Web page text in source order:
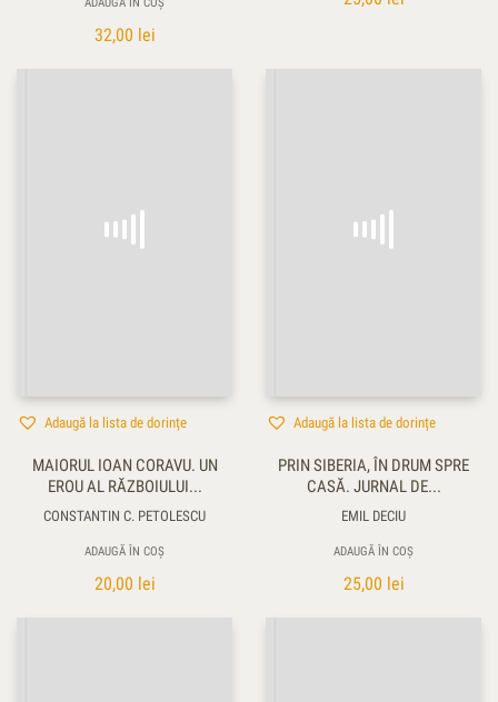
32,00 lei
Adaugă la lista de dorințe
MAIORUL IOAN CORAVU. UN
EROU AL RĂZBOIULUI...
CONSTANTIN C. PETOLESCU
ADAUGĂ ÎN COȘ
20,00 lei
Adaugă la lista de dorințe
PRIN SIBERIA, ÎN DRUM SPRE
CASĂ. JURNAL DE...
EMIL DECIU
ADAUGĂ ÎN COȘ
25,00 lei